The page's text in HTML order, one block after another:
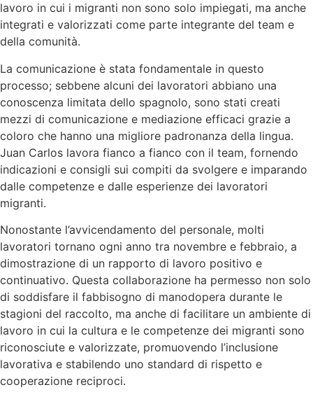
lavoro in cui i migranti non sono solo impiegati, ma anche
integrati e valorizzati come parte integrante del team e
della comunità.
La comunicazione è stata fondamentale in questo
processo; sebbene alcuni dei lavoratori abbiano una
conoscenza limitata dello spagnolo, sono stati creati
mezzi di comunicazione e mediazione efficaci grazie a
coloro che hanno una migliore padronanza della lingua.
Juan Carlos lavora fianco a fianco con il team, fornendo
indicazioni e consigli sui compiti da svolgere e imparando
dalle competenze e dalle esperienze dei lavoratori
migranti.
Nonostante l’avvicendamento del personale, molti
lavoratori tornano ogni anno tra novembre e febbraio, a
dimostrazione di un rapporto di lavoro positivo e
continuativo. Questa collaborazione ha permesso non solo
di soddisfare il fabbisogno di manodopera durante le
stagioni del raccolto, ma anche di facilitare un ambiente di
lavoro in cui la cultura e le competenze dei migranti sono
riconosciute e valorizzate, promuovendo l’inclusione
lavorativa e stabilendo uno standard di rispetto e
cooperazione reciproci.